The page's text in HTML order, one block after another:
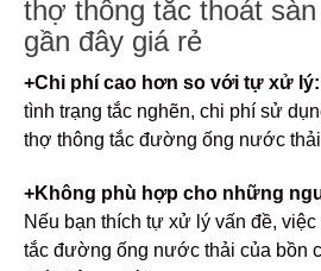
thợ thông tắc thoát
gần đây giá rẻ
+Chi phí cao hơn so với tự xử lý:
tình trạng tắc nghẽn, chi phí sử
thợ thông tắc đường ống nước
+Không phù hợp cho những
Nếu bạn thích tự xử lý vấn đề,
tắc đường ống nước thải của bồn